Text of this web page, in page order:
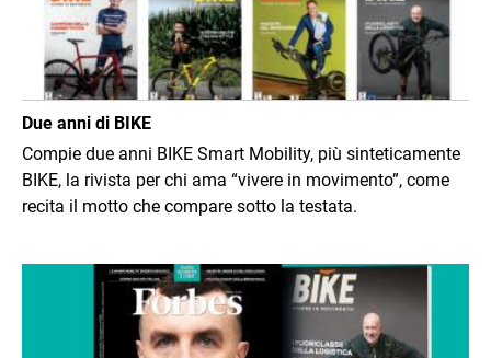
Due anni di BIKE
Compie due anni BIKE Smart Mobility, più sinteticamente
BIKE, la rivista per chi ama “vivere in movimento”, come
recita il motto che compare sotto la testata.